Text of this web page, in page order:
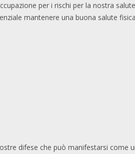
per i rischi per la nostra
mantenere una buona salute
difese che può manifestarsi come